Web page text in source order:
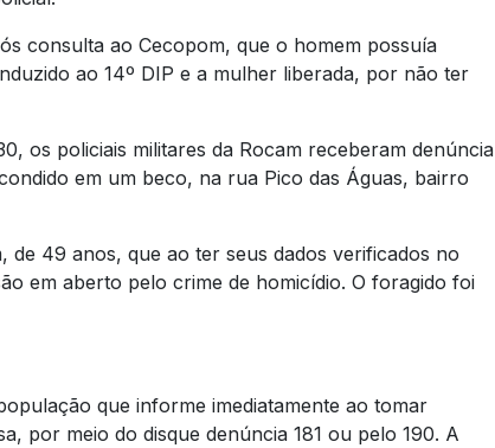
consulta ao Cecopom, que o homem possuía
ao 14º DIP e a mulher liberada, por não ter
os policiais militares da Rocam receberam denúncia
em um beco, na rua Pico das Águas, bairro
49 anos, que ao ter seus dados verificados no
em aberto pelo crime de homicídio. O foragido foi
que informe imediatamente ao tomar
por meio do disque denúncia 181 ou pelo 190. A